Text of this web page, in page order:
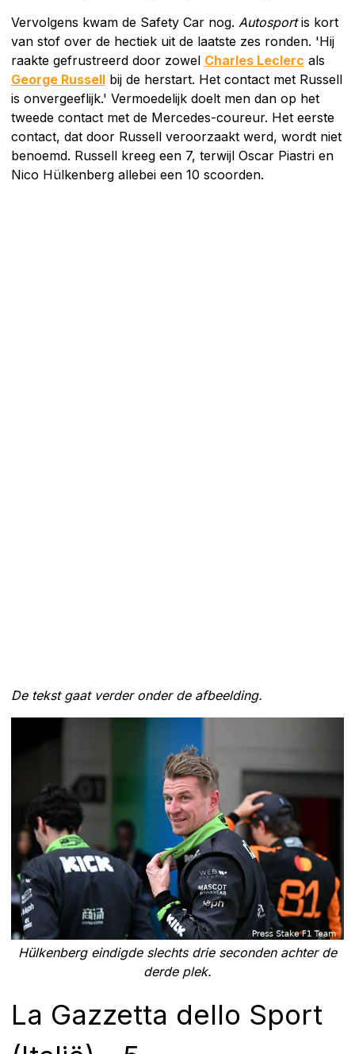
Vervolgens kwam de Safety Car nog. Autosportis kort
van stof over de hectiek uit de laatste zes ronden. 'Hij
raakte gefrustreerd door zowel Charles Leclerc als
George Russell bij de herstart. Het contact met Russell
is onvergeeflijk.' Vermoedelijk doelt men dan op het
tweede contact met de Mercedes-coureur. Het eerste
contact, dat door Russell veroorzaakt werd, wordt niet
benoemd. Russell kreeg een 7, terwijl Oscar Piastri en
Nico Hülkenberg allebei een 10 scoorden.
De tekst gaat verder onder de afbeelding.
Hülkenberg eindigde slechts drie seconden achter de
derde plek.
La Gazzetta dello Sport